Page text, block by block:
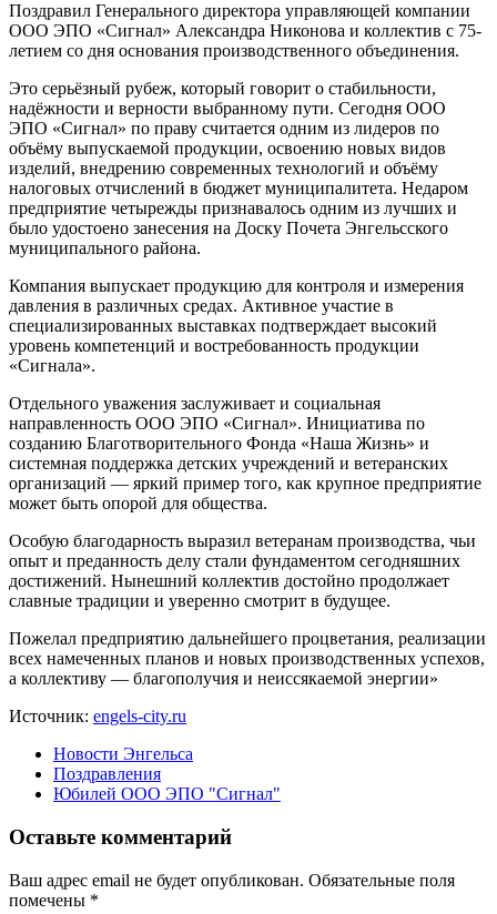
Поздравил Генерального директора управляющей компании
ООО ЭПО «Сигнал» Александра Никонова и коллектив с 75-
летием со дня основания производственного объединения.
Это серьёзный рубеж, который говорит о стабильности,
надёжности и верности выбранному пути. Сегодня ООО
ЭПО «Сигнал» по праву считается одним из лидеров по
объёму выпускаемой продукции, освоению новых видов
изделий, внедрению современных технологий и объёму
налоговых отчислений в бюджет муниципалитета. Недаром
предприятие четырежды признавалось одним из лучших и
было удостоено занесения на Доску Почета Энгельсского
муниципального района.
Компания выпускает продукцию для контроля и измерения
давления в различных средах. Активное участие в
специализированных выставках подтверждает высокий
уровень компетенций и востребованность продукции
«Сигнала».
Отдельного уважения заслуживает и социальная
направленность ООО ЭПО «Сигнал». Инициатива по
созданию Благотворительного Фонда «Наша Жизнь» и
системная поддержка детских учреждений и ветеранских
организаций — яркий пример того, как крупное предприятие
может быть опорой для общества.
Особую благодарность выразил ветеранам производства, чьи
опыт и преданность делу стали фундаментом сегодняшних
достижений. Нынешний коллектив достойно продолжает
славные традиции и уверенно смотрит в будущее.
Пожелал предприятию дальнейшего процветания, реализации
всех намеченных планов и новых производственных успехов,
а коллективу — благополучия и неиссякаемой энергии»
Источник: engels-city.ru
Новости Энгельса
Поздравления
Юбилей ООО ЭПО "Сигнал"
Оставьте комментарий
Ваш адрес email не будет опубликован. Обязательные поля
помечены *